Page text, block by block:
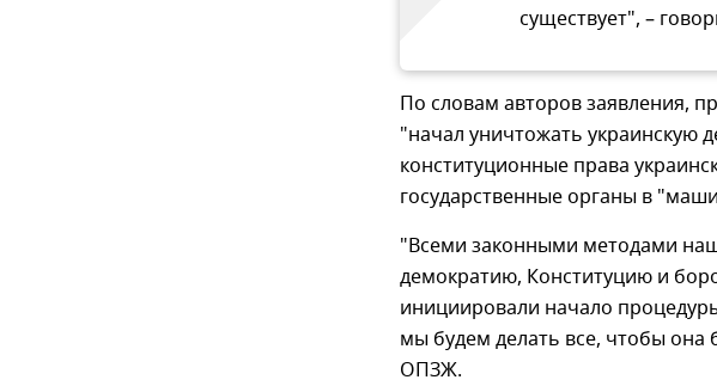
существует", –
По словам авторов заявления,
"начал уничтожать украинскую
конституционные права
государственные органы в
"Всеми законными методами
демократию, Конституцию и
инициировали начало
мы будем делать все, чтобы она
ОПЗЖ.